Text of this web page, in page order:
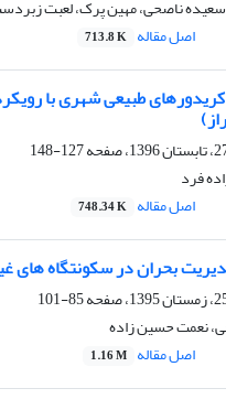
سعیده ناصحی، مهین پرک، لعبت
اصل مقاله 713.8 K
127-148
فرد
اصل مقاله 748.34 K
بحران در سکونتگاه های
85-101
نعمت حسین زاده
اصل مقاله 1.16 M